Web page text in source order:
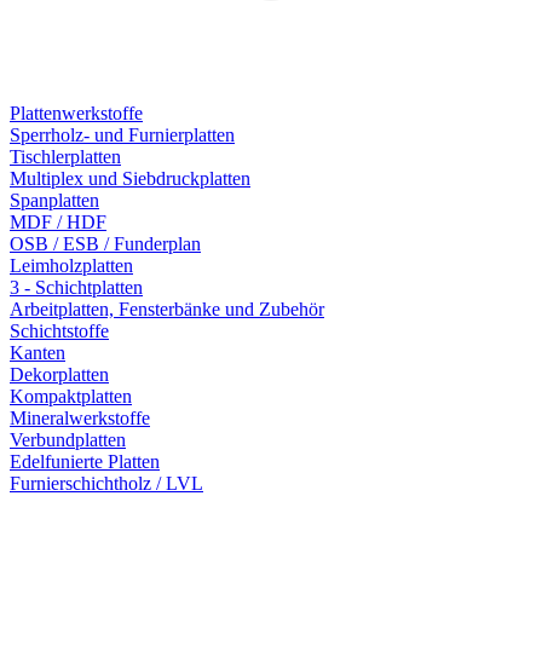
Plattenwerkstoffe
Sperrholz- und Furnierplatten
Tischlerplatten
Multiplex und Siebdruckplatten
Spanplatten
MDF / HDF
OSB / ESB / Funderplan
Leimholzplatten
3 - Schichtplatten
Arbeitplatten, Fensterbänke und Zubehör
Schichtstoffe
Kanten
Dekorplatten
Kompaktplatten
Mineralwerkstoffe
Verbundplatten
Edelfunierte Platten
Furnierschichtholz / LVL